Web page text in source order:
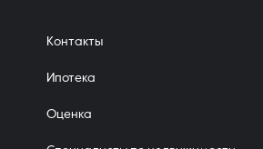
Контакты
Ипотека
Оценка